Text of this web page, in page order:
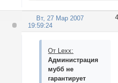
4
Вт, 27 Мар 2007
19:59:24
От Lexx:
Администрация
мубб не
гарантирует